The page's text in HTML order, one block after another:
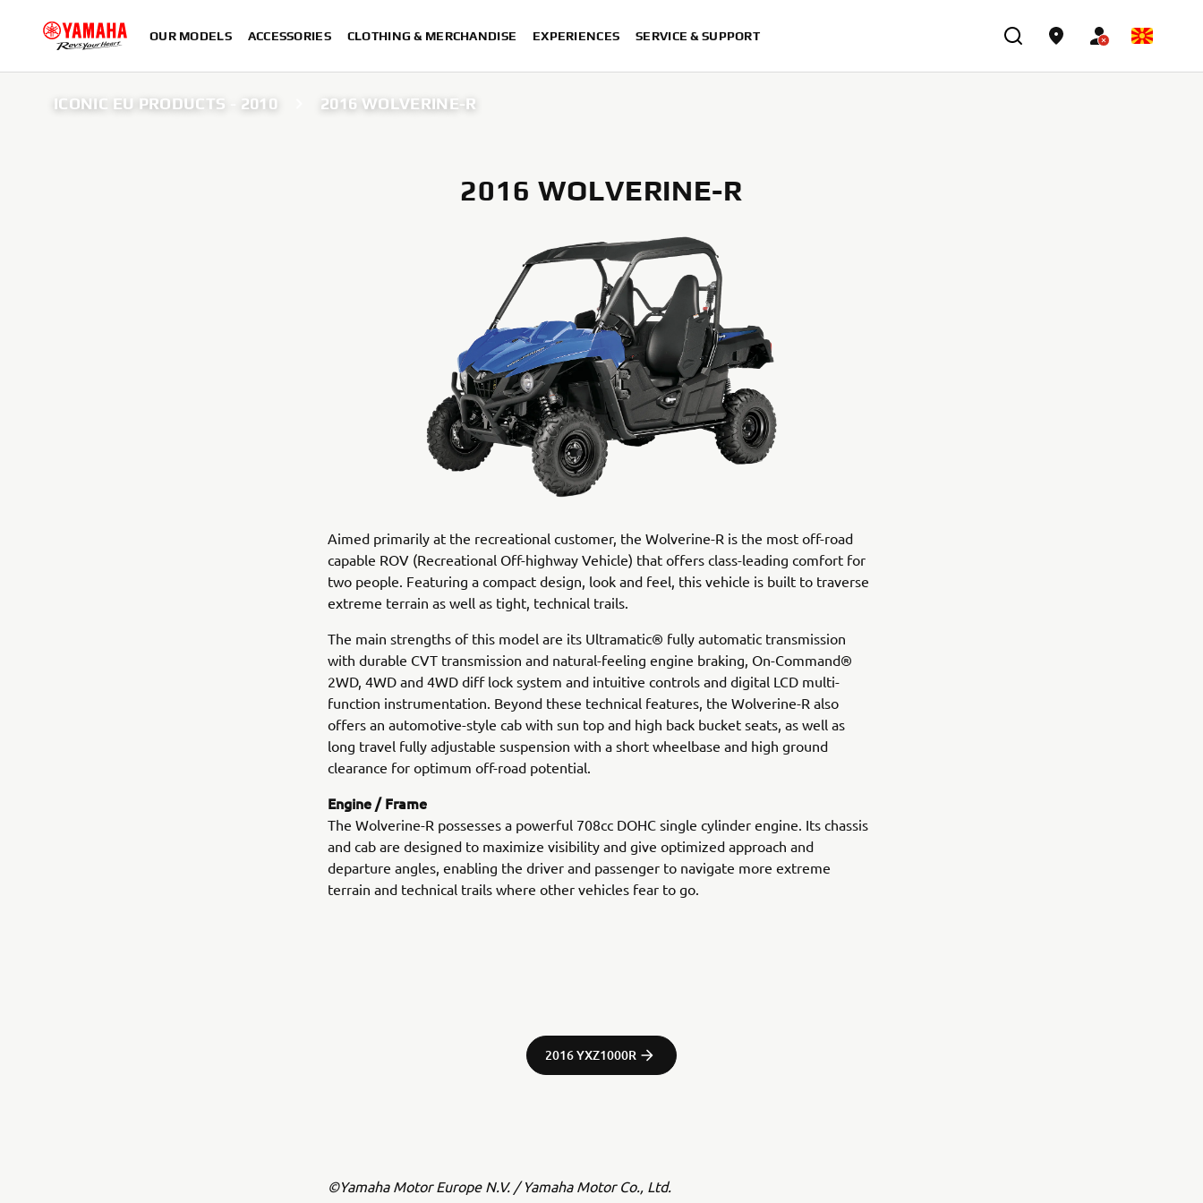
OUR MODELS ACCESSORIES CLOTHING & MERCHANDISE EXPERIENCES SERVICE & SUPPORT
ICONIC EU PRODUCTS - 2010 2016 WOLVERINE-R
2016 WOLVERINE-R
Aimed primarily at the recreational customer, the Wolverine-R is the most off-road
capable ROV (Recreational Off-highway Vehicle) that offers class-leading comfort for
two people. Featuring a compact design, look and feel, this vehicle is built to traverse
extreme terrain as well as tight, technical trails.
The main strengths of this model are its Ultramatic® fully automatic transmission
with durable CVT transmission and natural-feeling engine braking, On-Command®
2WD, 4WD and 4WD diff lock system and intuitive controls and digital LCD multi-
function instrumentation. Beyond these technical features, the Wolverine-R also
offers an automotive-style cab with sun top and high back bucket seats, as well as
long travel fully adjustable suspension with a short wheelbase and high ground
clearance for optimum off-road potential.
Engine / Frame
The Wolverine-R possesses a powerful 708cc DOHC single cylinder engine. Its chassis
and cab are designed to maximize visibility and give optimized approach and
departure angles, enabling the driver and passenger to navigate more extreme
terrain and technical trails where other vehicles fear to go.
2016 YXZ1000R
©Yamaha Motor Europe N.V. / Yamaha Motor Co., Ltd.